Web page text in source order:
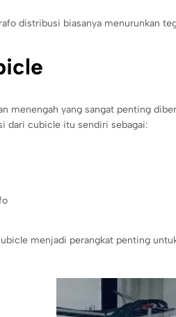
distribusi biasanya menurunkan
menengah yang sangat penting
dari cubicle itu sendiri sebagai:
menjadi perangkat penting